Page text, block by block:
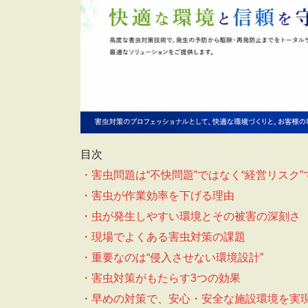
目次
・害虫問題は“不快問題”ではなく“経営リスク”
・害虫が作業効率を下げる理由
・虫が発生しやすい環境とその被害の深刻さ
・現場でよくある害虫対策の課題
・重要なのは“侵入させない環境設計”
・害虫対策がもたらす3つの効果
・早めの対策で、安心・安全な施設環境を実